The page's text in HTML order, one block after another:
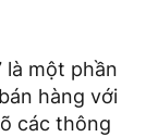
là một phần
hàng với
các thông